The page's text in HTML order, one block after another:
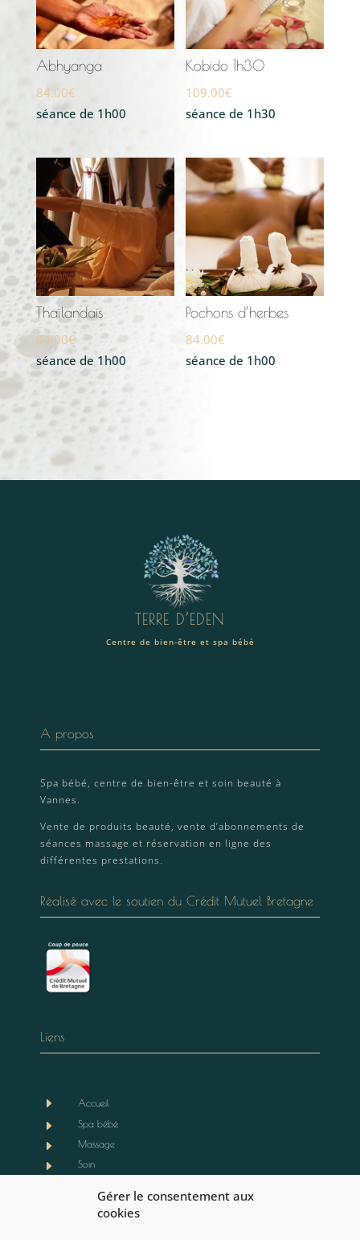
Gérer le consentement aux
cookies
Abhyanga
84.00€
séance de 1h00
Kobido 1h30
109.00€
séance de 1h30
Thaïlandais
84.00€
séance de 1h00
Pochons d’herbes
84.00€
séance de 1h00
TERRE D’EDEN
Centre de bien-être et spa bébé
A propos
Spa bébé, centre de bien-être et soin beauté à
Vannes.
Vente de produits beauté, vente d’abonnements de
séances massage et réservation en ligne des
différentes prestations.
Réalisé avec le soutien du Crédit Mutuel Bretagne
Liens
E Accueil
E Spa bébé
E Massage
E Soin
Notre actualité